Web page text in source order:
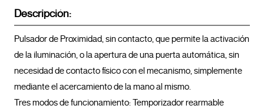
Descripción:
Pulsador de Proximidad, sin contacto, que permite la activación
de la iluminación, o la apertura de una puerta automática, sin
necesidad de contacto físico con el mecanismo, simplemente
mediante el acercamiento de la mano al mismo.
Tres modos de funcionamiento: Temporizador rearmable